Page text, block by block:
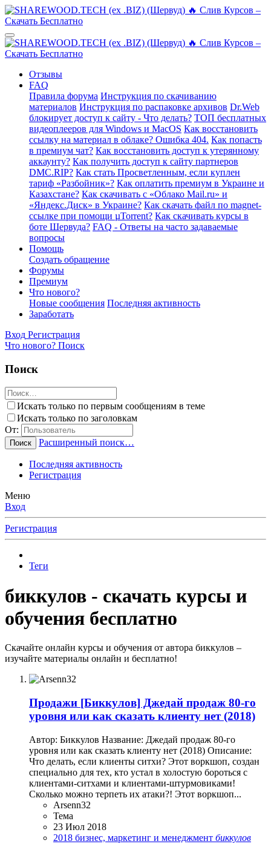
Отзывы
FAQ
Правила форума Инструкция по скачиванию
материалов Инструкция по распаковке архивов Dr.Web
блокирует доступ к сайту - Что делать? ТОП бесплатных
видеоплееров для Windows и MacOS Как восстановить
ссылку на материал в облаке? Ошибка 404. Как попасть
в премиум чат? Как восстановить доступ к утерянному
аккаунту? Как получить доступ к сайту партнеров
DMC.RIP? Как стать Просветленным, если куплен
тариф «Разбойник»? Как оплатить премиум в Украине и
Казахстане? Как скачивать с «Облако Mail.ru» и
«Яндекс.Диск» в Украине? Как скачать файл по magnet-
ссылке при помощи µTorrent? Как скачивать курсы в
боте Шервуда? FAQ - Ответы на часто задаваемые
вопросы
Помощь
Создать обращение
Форумы
Премиум
Что нового?
Новые сообщения Последняя активность
Заработать
Вход Регистрация
Что нового? Поиск
Поиск
Искать только по первым сообщениям в теме
Искать только по заголовкам
От:
Поиск Расширенный поиск…
Последняя активность
Регистрация
Меню
Вход
Регистрация
Теги
биккулов - скачать курсы и
обучения бесплатно
Скачайте онлайн курсы и обучения от автора биккулов –
изучайте материалы онлайн и бесплатно!
Продажи [Биккулов] Джедай продаж 80-го
уровня или как сказать клиенту нет (2018)
Автор: Биккулов Название: Джедай продаж 80-го
уровня или как сказать клиенту нет (2018) Описание:
Что делать, если клиенты ситхи? Этот воркшоп, создан
специально для тех, кто устал в холостую бороться с
клиентами-ситхами и клиентами-штурмовиками!
Сколько можно терпеть их атаки?! Этот воркшоп...
Arsenn32
Тема
23 Июл 2018
2018 бизнес, маркетинг и менеджмент биккулов